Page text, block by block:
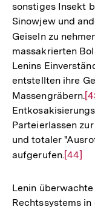
sonstiges Insekt
Sinowjew und
Geiseln zu
massakrierten
Lenins
entstellten ihre
Massengräbern.
Parteierlassen
und totaler
aufgerufen.Zur
der
[44]
Lenin
Rechtssystems